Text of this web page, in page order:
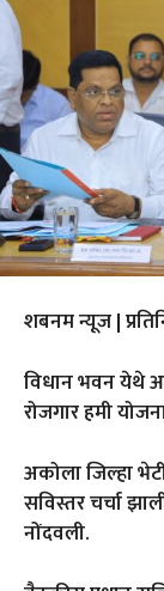
शबनम न्यूज |
विधान भवन येथे
रोजगार हमी
अकोला जिल्हा
सविस्तर चर्चा
नोंदवली.